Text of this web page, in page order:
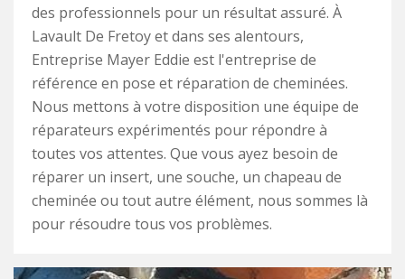
des professionnels pour un résultat assuré. À
Lavault De Fretoy et dans ses alentours,
Entreprise Mayer Eddie est l'entreprise de
référence en pose et réparation de cheminées.
Nous mettons à votre disposition une équipe de
réparateurs expérimentés pour répondre à
toutes vos attentes. Que vous ayez besoin de
réparer un insert, une souche, un chapeau de
cheminée ou tout autre élément, nous sommes là
pour résoudre tous vos problèmes.